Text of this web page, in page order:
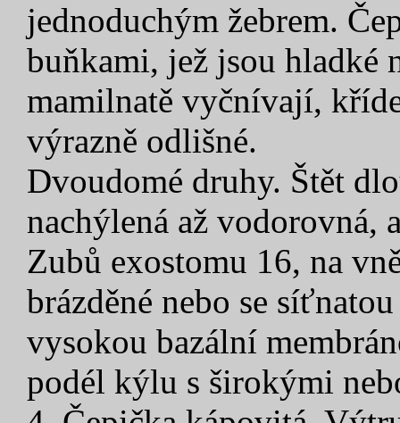
jednoduchým žebrem.
buňkami, jež jsou hladké
mamilnatě vyčnívají,
výrazně odlišné.
Dvoudomé druhy. Štět
nachýlená až vodorovná,
Zubů exostomu 16, na
brázděné nebo se
vysokou bazální
podél kýlu s širokými